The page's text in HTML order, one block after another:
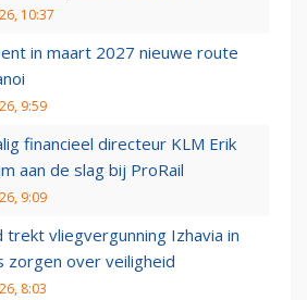
10:37
in maart 2027 nieuwe route
9:59
financieel directeur KLM Erik
aan de slag bij ProRail
9:09
trekt vliegvergunning Izhavia in
zorgen over veiligheid
8:03